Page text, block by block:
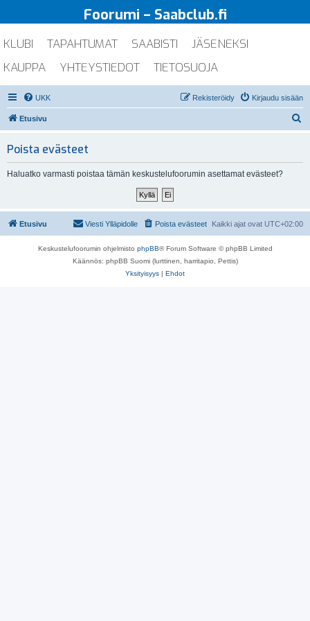
Foorumi – Saabclub.fi
KLUBI TAPAHTUMAT SAABISTI
JÄSENEKSI
KAUPPA
YHTEYSTIEDOT TIETOSUOJA
UKK Kirjaudu sisään
Rekisteröidy
Etusivu
Poista evästeet
Haluatko varmasti poistaa tämän keskustelufoorumin asettamat evästeet?
Etusivu Kaikki ajat ovat UTC+02:00
Poista evästeet
Viesti Ylläpidolle
Keskustelufoorumin ohjelmisto phpBB® Forum Software © phpBB Limited
Käännös: phpBB Suomi (lurttinen, harritapio, Pettis)
Yksityisyys | Ehdot